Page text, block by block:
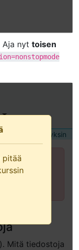
nyt toisen
pitää
Palautetaan yksin
pitää
). Mitä tiedostoja